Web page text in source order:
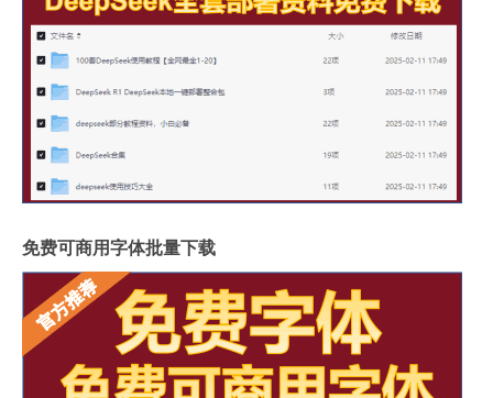
免费可商用字体批量下载